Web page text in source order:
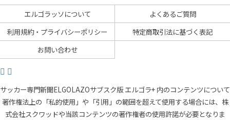
エルゴラッソについて
よくあるご質問
利用規約・プライバシーポリシー
特定商取引法に基づく表記
お問い合わせ
サッカー専門新聞ELGOLAZOサブスク版 エルゴラ+ 内のコンテンツについて
著作権法上の「私的使用」や「引用」の範囲を超えて使用する場合には、株
式会社スクワッドや当該コンテンツの著作権者の使用許諾が必要となりま